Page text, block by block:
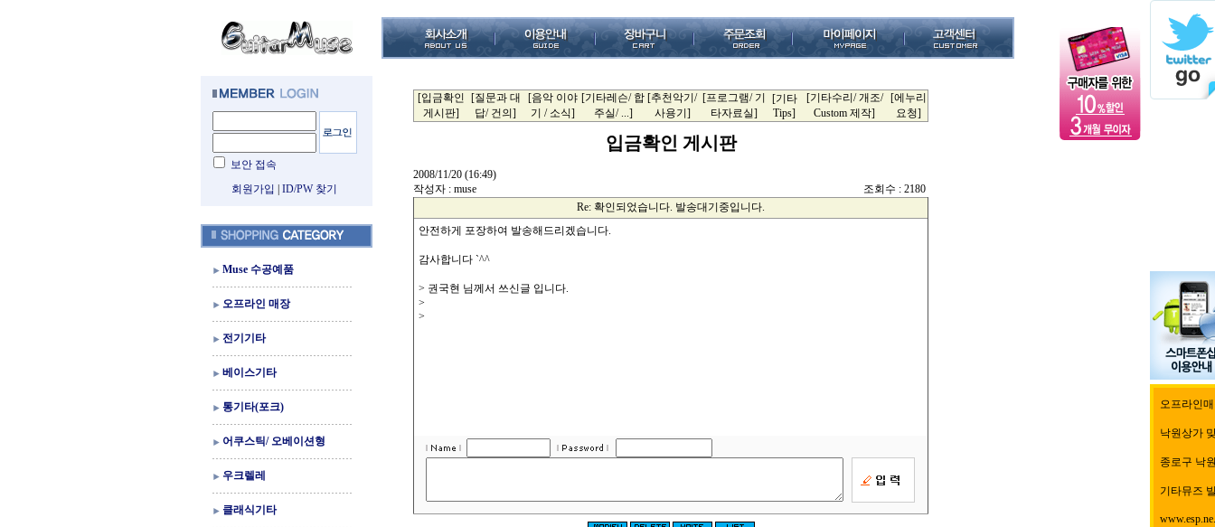
보안 접속
회원가입
ID/PW 찾기
Muse 수공예품
오프라인 매장
전기기타
베이스기타
통기타(포크)
어쿠스틱/ 오베이션형
우크렐레
클래식기타
[입금확인
게시판]
[질문과 대
답/ 건의]
[음악 이야
기 / 소식]
[기타레슨/ 합
주실/ ...]
[추천악기/
사용기]
[프로그램/ 기
타자료실]
[기타
Tips]
[기타수리/ 개조/
Custom 제작]
[에누리
요청]
입금확인 게시판
2008/11/20 (16:49)
작성자 : muse
조회수 : 2180
Re: 확인되었습니다. 발송대기중입니다.
안전하게 포장하여 발송해드리겠습니다.
감사합니다 `^^
> 권국현 님께서 쓰신글 입니다.
>
>
오프라인
낙원상가
종로구 낙
기타뮤즈